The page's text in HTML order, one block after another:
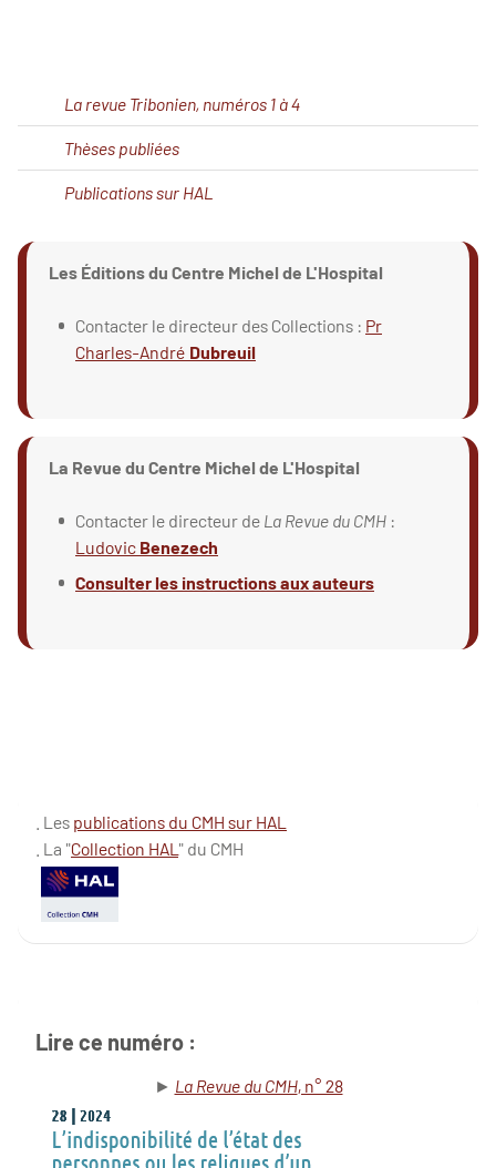
La revue Tribonien, numéros 1 à 4
Thèses publiées
Publications sur HAL
Les Éditions du Centre Michel de L'Hospital
Contacter le directeur des Collections : Pr
Charles-André Dubreuil
La Revue du Centre Michel de L'Hospital
Contacter le directeur de La Revue du CMH :
Ludovic Benezech
Consulter les instructions aux auteurs
. Les publications du CMH sur HAL
. La "Collection HAL " du CMH
Lire ce numéro :
► La Revue du CMH, n° 28